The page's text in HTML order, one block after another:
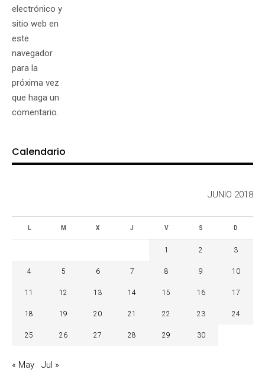
electrónico y
sitio web en
este
navegador
para la
próxima vez
que haga un
comentario.
Calendario
JUNIO 2018
L M X J V S D
1 2 3
4 5 6 7 8 9 10
11 12 13 14 15 16 17
18 19 20 21 22 23 24
25 26 27 28 29 30
« May Jul »